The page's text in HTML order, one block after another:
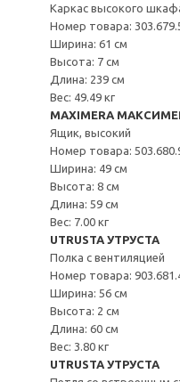
Каркас высокого
Номер товара:
Ширина: 61 см
Высота: 7 см
Длина: 239 см
Вес: 49.49 кг
MAXIMERA
Ящик, высокий
Номер товара:
Ширина: 49 см
Высота: 8 см
Длина: 59 см
Вес: 7.00 кг
UTRUSTA УТРУСТА
Полка с вентиляцией
Номер товара:
Ширина: 56 см
Высота: 2 см
Длина: 60 см
Вес: 3.80 кг
UTRUSTA УТРУСТА